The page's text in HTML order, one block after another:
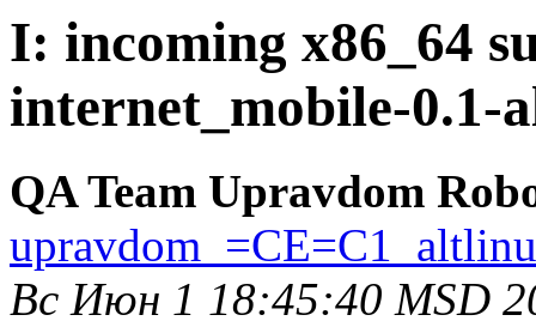
I: incoming x86_64
internet_mobile-0.1-
QA Team Upravdom
Вс Июн 1 18:45:40 MSD